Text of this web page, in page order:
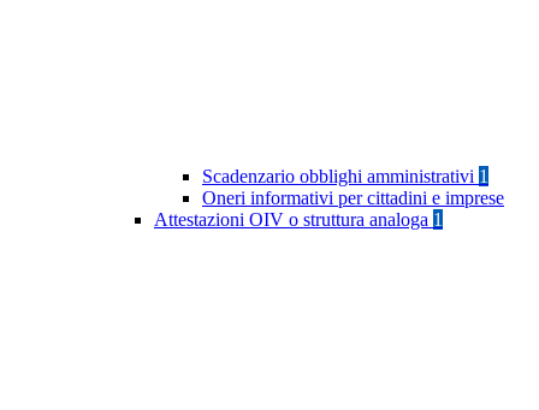
Scadenzario obblighi amministrativi 1
Oneri informativi per cittadini e imprese
Attestazioni OIV o struttura analoga 1